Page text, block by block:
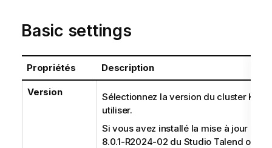
Basic settings
Propriétés Description
Version
Sélectionnez la version du cluster
utiliser.
Si vous avez installé la mise à jour
8.0.1-R2024-02 du Studio Talend ou